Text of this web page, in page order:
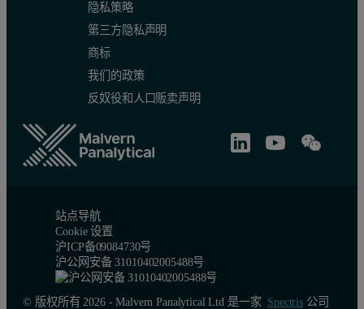
隐私策略
第三方隐私声明
商标
我们的政策
反奴役和人口贩卖声明
站点导航
Cookie 设置
沪ICP备09084730号
沪公网安备 31010402005488号
© 版权所有 2026 - Malvern Panalytical Ltd 是一家 Spectris公司